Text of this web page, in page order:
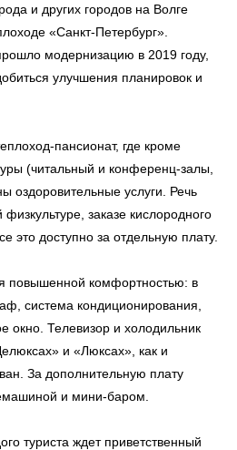
и других городов на Волге
«Санкт-Петербург».
модернизацию в 2019 году,
улучшения планировок и
пансионат, где кроме
(читальный и конференц-залы,
оздоровительные услуги. Речь
заказе кислородного
это доступно за отдельную плату.
повышенной комфортностью: в
система кондиционирования,
окно. Телевизор и холодильник
и «Люксах», как и
За дополнительную плату
и мини-баром.
туриста ждет приветственный